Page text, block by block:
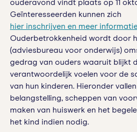
ouderavond vindt plaats op 11
Geïnteresseerden kunnen zich
hier inschrijven en meer
Ouderbetrokkenheid wordt door
(adviesbureau voor onderwijs)
gedrag van ouders waaruit blijkt
verantwoordelijk voelen voor de
van hun kinderen. Hieronder
belangstelling, scheppen van
maken van huiswerk en het
het kind indien nodig.